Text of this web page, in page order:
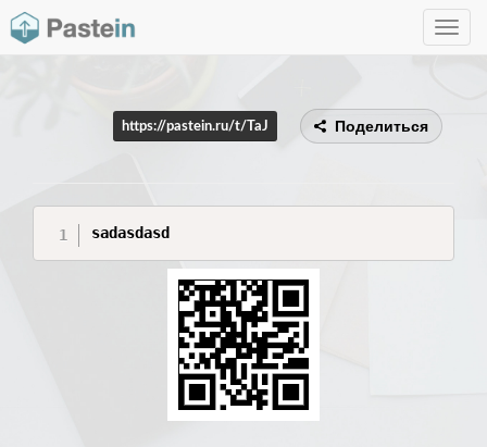
Toggle
https://pastein.ru/t/TaJ Поделиться
sadasdasd